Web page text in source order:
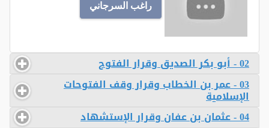
راغب السرجاني
02 - أبو بكر الصديق وقرار الفتوح
03 - عمر بن الخطاب وقرار وقف الفتوحات
الإسلامية
04 - عثمان بن عفان وقرار الإستشهاد